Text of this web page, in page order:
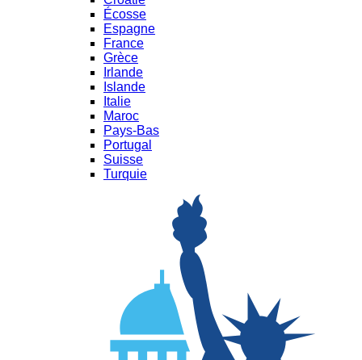
Écosse
Espagne
France
Grèce
Irlande
Islande
Italie
Maroc
Pays-Bas
Portugal
Suisse
Turquie